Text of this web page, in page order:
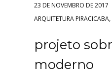
23 DE NOVEMBRO DE 2017
ARQUITETURA PIRACICABA,
projeto
moderno